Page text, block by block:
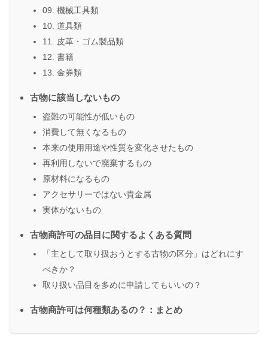
09. 機械工具類
10. 道具類
11. 皮革・ゴム製品類
12. 書籍
13. 金券類
古物に該当しないもの
盗難の可能性が低いもの
消費して無くなるもの
本来の使用用途や性質を変化させたもの
再利用しないで廃棄するもの
原材料になるもの
アクセサリーではない貴金属
実体がないもの
古物商許可の品目に関するよくある質問
「主として取り扱おうとする古物の区分」はどれにす
べきか？
取り扱い品目を多めに申請してもいいの？
古物商許可は何種類あるの？：まとめ